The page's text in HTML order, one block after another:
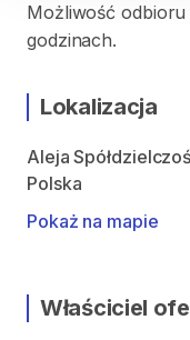
Możliwość
godzinach.
Lokalizacja
Aleja
Polska
Pokaż na mapie
Właściciel